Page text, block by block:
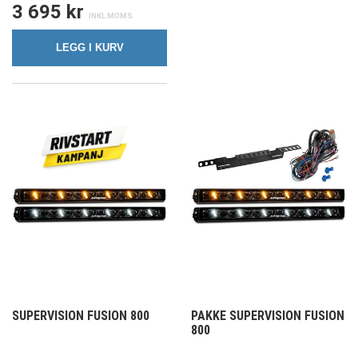
3 695 kr
LEGG I KURV
SUPERVISION FUSION 800
PAKKE SUPERVISION FUSION
800